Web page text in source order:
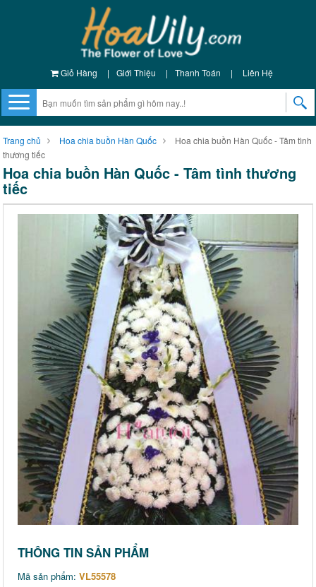
Giỏ Hàng | Giới Thiệu | Thanh Toán | Liên Hệ
Trang chủ Hoa chia buồn Hàn Quốc
Hoa chia buồn Hàn Quốc - Tâm tình
thương tiếc
Hoa chia buồn Hàn Quốc - Tâm tình thương
tiếc
THÔNG TIN SẢN PHẨM
Mã sản phẩm: VL55578